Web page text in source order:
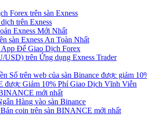
Forex trên sàn Exness
trên Exness
Exness Mới Nhất
sàn Exness An Toàn Nhất
App Để Giao Dịch Forex
trên Ứng dụng Exness Trader
Số trên web của sàn Binance được giảm
Giảm 10% Phí Giao Dịch Vĩnh Viễn
mới nhất
Hàng vào sàn Binance
coin trên sàn BINANCE mới nhất